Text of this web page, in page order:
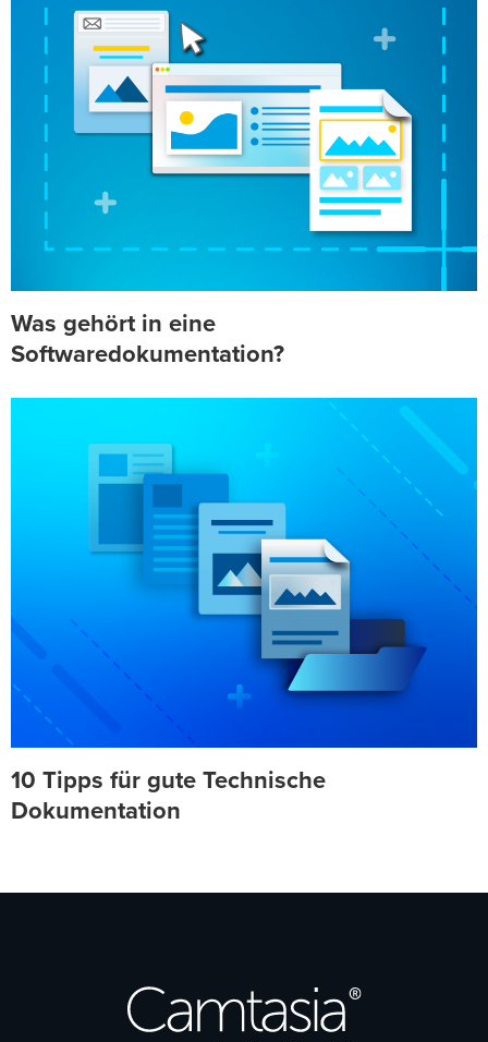
Was gehört in eine
Softwaredokumentation?
10 Tipps für gute Technische
Dokumentation